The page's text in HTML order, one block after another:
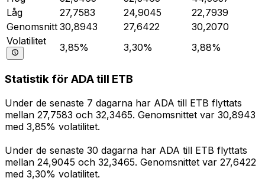
Låg
27,7583 24,9045
22,7939
Genomsnitt 30,8943 27,6422
30,2070
Volatilitet
3,85% 3,30% 3,88%
Statistik för ADA till ETB
Under de senaste 7 dagarna har ADA till ETB flyttats
mellan 27,7583 och 32,3465. Genomsnittet var 30,8943
med 3,85% volatilitet.
Under de senaste 30 dagarna har ADA till ETB flyttats
mellan 24,9045 och 32,3465. Genomsnittet var 27,6422
med 3,30% volatilitet.